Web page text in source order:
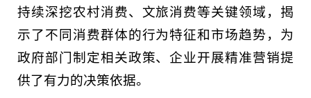
持续深挖农村消费、文旅消费等关键领域，揭
示了不同消费群体的行为特征和市场趋势，为
政府部门制定相关政策、企业开展精准营销提
供了有力的决策依据。